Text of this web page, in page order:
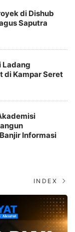
di Dishub
Saputra
Ladang
di Kampar Seret
Informasi
INDEX